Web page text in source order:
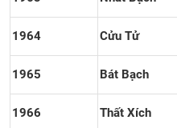
1964 Cửu Tử
1965 Bát Bạch
1966 Thất Xích